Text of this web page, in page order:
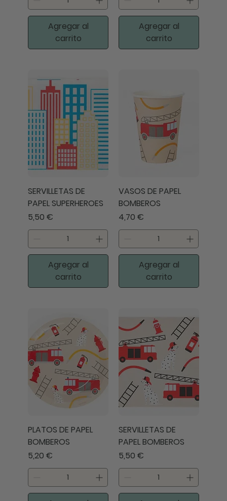
Agregar al
carrito
Agregar al
carrito
SERVILLETAS DE
PAPEL SUPERHEROES
Precio
5,50 €
Agregar al
carrito
VASOS DE PAPEL
BOMBEROS
Precio
4,70 €
Agregar al
carrito
PLATOS DE PAPEL
BOMBEROS
Precio
5,20 €
SERVILLETAS DE
PAPEL BOMBEROS
Precio
5,50 €